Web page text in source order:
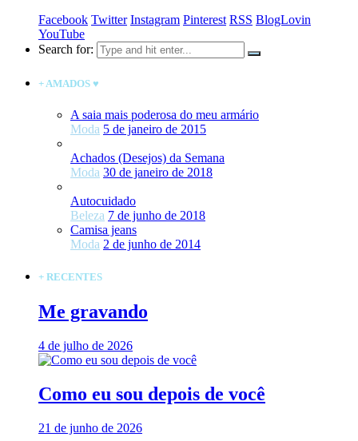
Facebook Twitter Instagram Pinterest RSS BlogLovin
YouTube
Search for:
+ AMADOS ♥
A saia mais poderosa do meu armário
Moda 5 de janeiro de 2015
Achados (Desejos) da Semana
Moda 30 de janeiro de 2018
Autocuidado
Beleza 7 de junho de 2018
Camisa jeans
Moda 2 de junho de 2014
+ RECENTES
Me gravando
4 de julho de 2026
Como eu sou depois de você
21 de junho de 2026